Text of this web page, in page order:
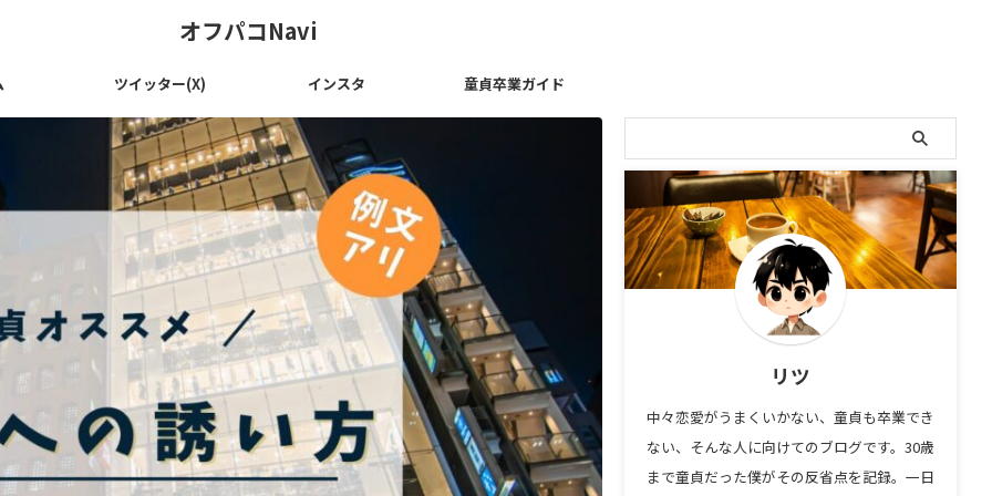
オフパコNavi
ツイッター(X) インスタ 童貞卒業ガイド
リツ
中々恋愛がうまくいかない、童貞も卒業でき
ない、そんな人に向けてのブログです。30歳
まで童貞だった僕がその反省点を記録。一日